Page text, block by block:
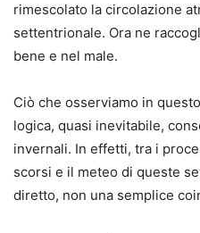
rimescolato la circolazione
settentrionale. Ora ne
bene e nel male.
Ciò che osserviamo in questo
logica, quasi inevitabile,
invernali. In effetti, tra i
scorsi e il meteo di queste
diretto, non una semplice